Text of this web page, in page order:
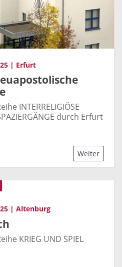
| Erfurt
INTERRELIGIÖSE
durch Erfurt
Weiter
| Altenburg
KRIEG UND SPIEL